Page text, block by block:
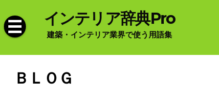
to
content
インテリア辞典Pro
建築・インテリア業界で使う用語集
ＢＬＯＧ